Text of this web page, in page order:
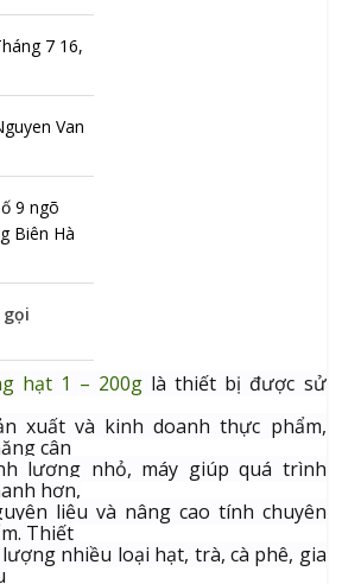
7 16,
Van
9 ngõ
Biên Hà
hạt 1 – 200g là thiết bị được sử
xuất và kinh doanh thực phẩm,
cân
lượng nhỏ, máy giúp quá trình
hơn,
liệu và nâng cao tính chuyên
Thiết
nhiều loại hạt, trà, cà phê, gia